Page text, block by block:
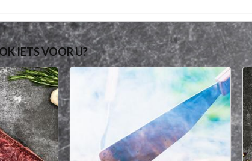
IETS VOOR U?